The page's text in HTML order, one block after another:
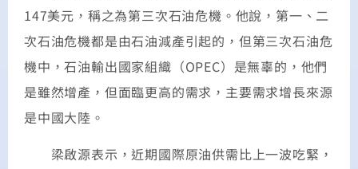
147美元，稱之為第三次石油危機。他說，第一、二
次石油危機都是由石油減產引起的，但第三次石油危
機中，石油輸出國家組織（OPEC）是無辜的，他們
是雖然增產，但面臨更高的需求，主要需求增長來源
是中國大陸。
梁啟源表示，近期國際原油供需比上一波吃緊，